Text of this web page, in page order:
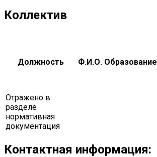
Коллектив
Должность Ф.И.О. Образование
Отражено в
разделе
нормативная
документация
Контактная информация: